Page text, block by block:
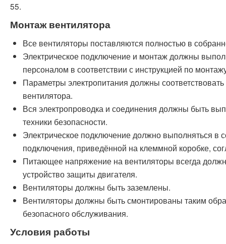
55.
Монтаж вентилятора
Все вентиляторы поставляются полностью в
Электрическое подключение и монтаж должны
персоналом в соответствии с инструкцией по
Параметры электропитания должны
вентилятора.
Вся электропроводка и соединения должны быть
техники безопасности.
Электрическое подключение должно выполняться в
подключения, приведённой на клеммной коробке,
Питающее напряжение на вентиляторы всегда
устройство защиты двигателя.
Вентиляторы должны быть заземлены.
Вентиляторы должны быть смонтированы таким
безопасного обслуживания.
Условия работы